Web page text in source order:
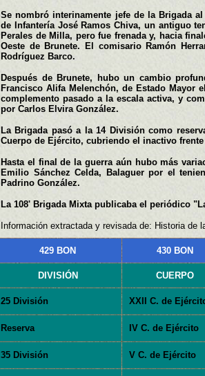
Se nombró interinamente jefe de la Brigada
de Infantería José Ramos Chiva, un antiguo
Perales de Milla, pero fue frenada y, hacia
Oeste de Brunete. El comisario Ramón
Rodríguez Barco.
Después de Brunete, hubo un cambio
Francisco Alifa Melenchón, de Estado Mayor
complemento pasado a la escala activa, y
por Carlos Elvira González.
La Brigada pasó a la 14 División como
Cuerpo de Ejército, cubriendo el inactivo
Hasta el final de la guerra aún hubo más
Emilio Sánchez Celda, Balaguer por el
Padrino González.
La 108' Brigada Mixta publicaba el periódico
Información extractada y revisada de: Historia
429 BON 430 BON
DIVISIÓN CUERPO
25 División XXII C. de
Reserva IV C. de Ejército
35 División V C. de Ejército